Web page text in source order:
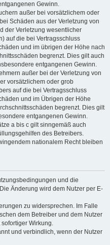
Gewinn.
außer bei vorsätzlichem oder
Schäden aus der Verletzung von
der Verletzung wesentlicher
auf die bei Vertragsschluss
und im übrigen der Höhe nach
begrenzt. Dies gilt auch
entgangenen Gewinn.
außer bei der Verletzung von
vorsätzlichem oder grob
auf die bei Vertragsschluss
und im Übrigen der Höhe
begrenzt. Dies gilt
entgangenen Gewinn.
a bis c gilt sinngemäß auch
des Betreibers.
nationalem Recht bleiben
und die
Änderung wird dem Nutzer per E-
zu widersprechen. Im Falle
dem Betreiber und dem Nutzer
Wirkung.
und verbindlich, wenn der Nutzer